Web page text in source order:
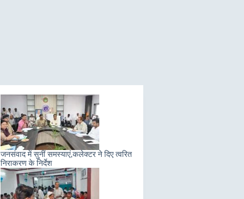
जनसंवाद में सुनीं समस्याएं,कलेक्टर ने दिए त्वरित
निराकरण के निर्देश